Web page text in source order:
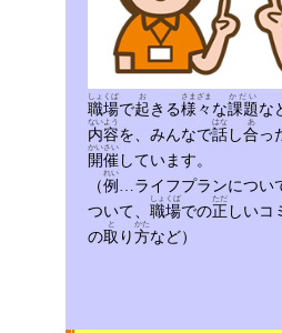
職場
しょくば
で起
お
きる様々
さまざま
な課題
かだい
な
内容
ないよう
を、みんなで話
はな
し合
あ
っ
開催
かいさい
しています。
（例
れい
…ライフプランについ
ついて、 職場
しょくば
での正
ただ
しいコ
の取
と
り方
かた
など）